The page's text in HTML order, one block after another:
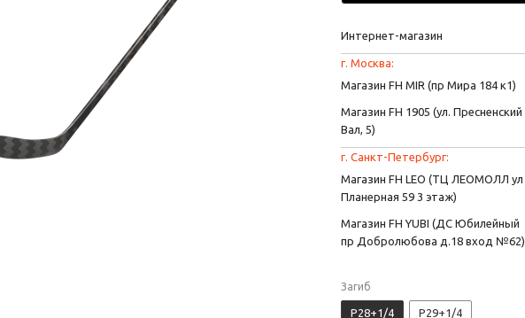
Интернет-магазин
г. Москва:
Магазин FH MIR (пр Мира 184 к1)
Магазин FH 1905 (ул. Пресненский
Вал, 5)
г. Санкт-Петербург:
Магазин FH LEO (ТЦ ЛЕОМОЛЛ ул
Планерная 59 3 этаж)
Магазин FH YUBI (ДС Юбилейный
пр Добролюбова д.18 вход №62)
Загиб
P28+1/4 P29+1/4